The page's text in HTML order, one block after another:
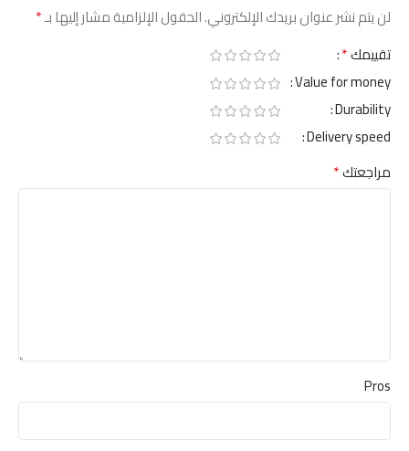
لن يتم نشر عنوان بريدك الإلكتروني.الحقول الإلزامية مشار إليها بـ*
تقييمك*
Value for money
Durability
Delivery speed
مراجعتك*
Pros